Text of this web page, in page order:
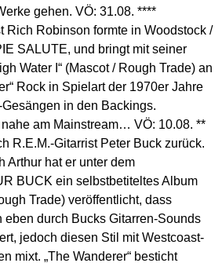
gehen. VÖ: 31.08. ****
Rich Robinson formte in Woodstock /
SALUTE, und bringt mit seiner
Water I“ (Mascot / Rough Trade) an
Rock in Spielart der 1970er Jahre
in den Backings.
am Mainstream… VÖ: 10.08. **
R.E.M.-Gitarrist Peter Buck zurück.
Arthur hat er unter dem
BUCK ein selbstbetiteltes Album
Trade) veröffentlicht, dass
durch Bucks Gitarren-Sounds
jedoch diesen Stil mit Westcoast-
mixt. „The Wanderer“ besticht